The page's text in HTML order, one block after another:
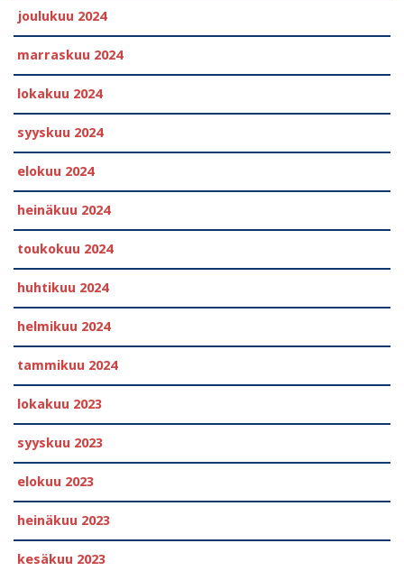
joulukuu 2024
marraskuu 2024
lokakuu 2024
syyskuu 2024
elokuu 2024
heinäkuu 2024
toukokuu 2024
huhtikuu 2024
helmikuu 2024
tammikuu 2024
lokakuu 2023
syyskuu 2023
elokuu 2023
heinäkuu 2023
kesäkuu 2023